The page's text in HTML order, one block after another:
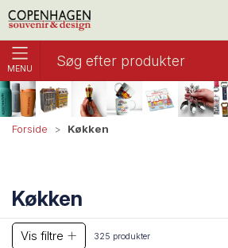
MENU
Forside Køkken
Køkken
Vis filtre 325 produkter